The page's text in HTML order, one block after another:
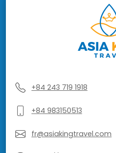
+84 243 719 1918
+84 983150513
fr@asiakingtravel.com